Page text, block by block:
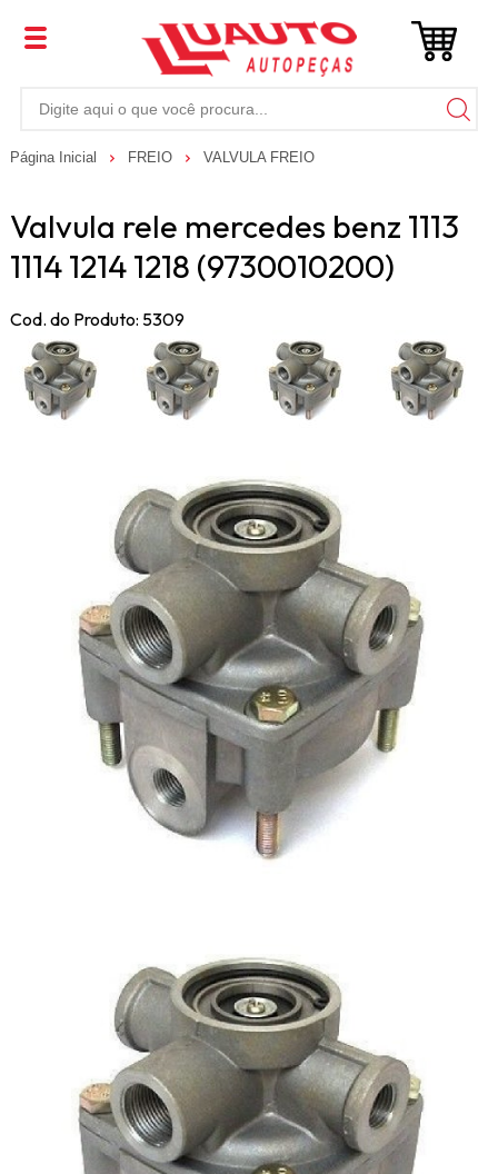
Página Inicial FREIO VALVULA FREIO
Valvula rele mercedes benz 1113
1114 1214 1218 (9730010200)
Cod. do Produto: 5309